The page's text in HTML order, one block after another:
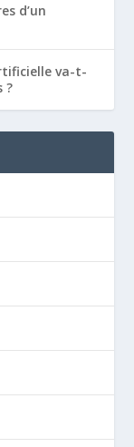
d’un
va-t-
?